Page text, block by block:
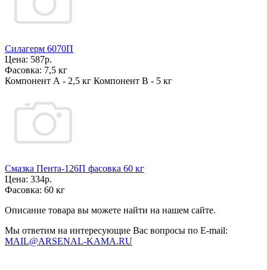
Силагерм 6070П
Цена: 587р.
Фасовка: 7,5 кг
Компонент А - 2,5 кг Компонент В - 5 кг
Смазка Пента-126П фасовка 60 кг
Цена: 334р.
Фасовка: 60 кг
Описание товара вы можете найти на нашем сайте.
Мы ответим на интересующие Вас вопросы по E-mail:
MAIL@ARSENAL-KAMA.RU